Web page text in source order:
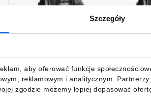
Szczegóły
aby oferować funkcje
reklamowym i analitycznym.
zgodzie możemy lepiej dopasować
101,68 złbrutto 101,68 zł